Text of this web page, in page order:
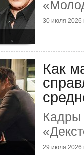
30 июля 2026
Как
Кадры
29 июля 2026